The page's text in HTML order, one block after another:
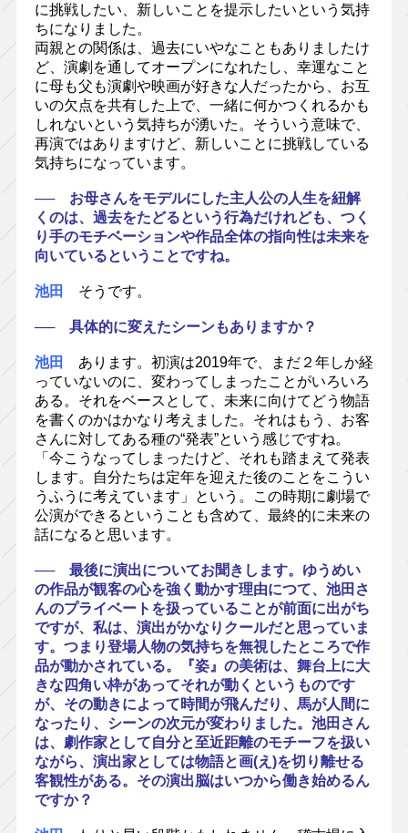
に挑戦したい、新しいことを提示したいという気持
ちになりました。
両親との関係は、過去にいやなこともありましたけ
ど、演劇を通してオープンになれたし、幸運なこと
に母も父も演劇や映画が好きな人だったから、お互
いの欠点を共有した上で、一緒に何かつくれるかも
しれないという気持ちが湧いた。そういう意味で、
再演ではありますけど、新しいことに挑戦している
気持ちになっています。
── お母さんをモデルにした主人公の人生を紐解
くのは、過去をたどるという行為だけれども、つく
り手のモチベーションや作品全体の指向性は未来を
向いているということですね。
池田 そうです。
── 具体的に変えたシーンもありますか？
池田
あります。初演は2019年で、まだ２年しか経
っていないのに、変わってしまったことがいろいろ
ある。それをベースとして、未来に向けてどう物語
を書くのかはかなり考えました。それはもう、お客
さんに対してある種の“発表”という感じですね。
「今こうなってしまったけど、それも踏まえて発表
します。自分たちは定年を迎えた後のことをこうい
うふうに考えています」という。この時期に劇場で
公演ができるということも含めて、最終的に未来の
話になると思います。
── 最後に演出についてお聞きします。ゆうめい
の作品が観客の心を強く動かす理由につて、池田さ
んのプライベートを扱っていることが前面に出がち
ですが、私は、演出がかなりクールだと思っていま
す。つまり登場人物の気持ちを無視したところで作
品が動かされている。『姿』の美術は、舞台上に大
きな四角い枠があってそれが動くというものです
が、その動きによって時間が飛んだり、馬が人間に
なったり、シーンの次元が変わりました。池田さん
は、劇作家として自分と至近距離のモチーフを扱い
ながら、演出家としては物語と画(え)を切り離せる
客観性がある。その演出脳はいつから働き始めるん
ですか？